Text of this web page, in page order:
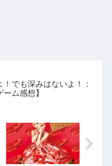
でも深みはないよ！：
ム感想】